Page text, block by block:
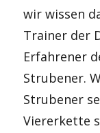
wir wissen
Trainer der
Erfahrener
Strubener.
Strubener
Viererkette